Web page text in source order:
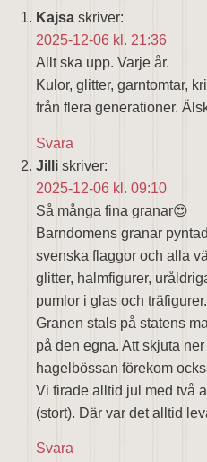
Kajsa skriver:
2025-12-06 kl. 21:36
Allt ska upp. Varje år.
Kulor, glitter, garntomtar,
från flera generationer.
Svara
Jilli skriver:
2025-12-06 kl. 09:10
Så många fina granar😍
Barndomens granar
svenska flaggor och alla
glitter, halmfigurer,
pumlor i glas och träfigurer.
Granen stals på statens
på den egna. Att skjuta
hagelbössan förekom
Vi firade alltid jul med två
(stort). Där var det alltid
Svara